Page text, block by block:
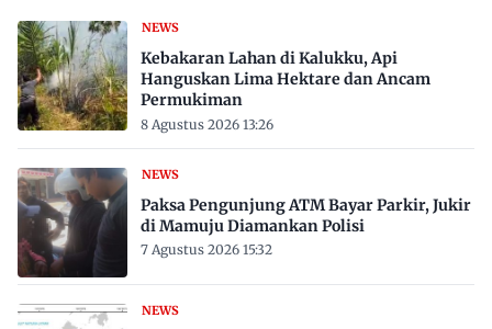
NEWS
Kebakaran Lahan di Kalukku, Api
Hanguskan Lima Hektare dan Ancam
Permukiman
8 Agustus 2026 13:26
NEWS
Paksa Pengunjung ATM Bayar Parkir, Jukir
di Mamuju Diamankan Polisi
7 Agustus 2026 15:32
NEWS